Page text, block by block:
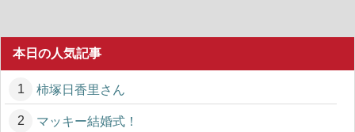
本日の人気記事
柿塚日香里さん
マッキー結婚式！